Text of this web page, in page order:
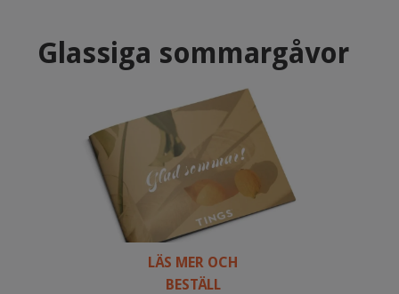
Glassiga sommargåvor
LÄS MER OCH
BESTÄLL